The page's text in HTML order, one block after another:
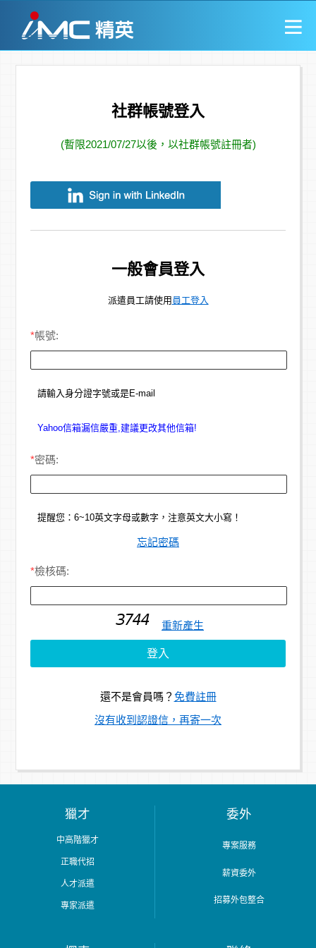
社群帳號登入
(暫限2021/07/27以後，以社群帳號註冊者)
一般會員登入
派遣員工請使用 員工登入
*帳號:
請輸入身分證字號或是E-mail
Yahoo信箱漏信嚴重,建議更改其他信箱!
*密碼:
提醒您：6~10英文字母或數字，注意英文大小寫！
忘記密碼
*檢核碼:
重新產生
還不是會員嗎？ 免費註冊
沒有收到認證信，再寄一次
獵才
中高階獵才
正職代招
人才派遣
專家派遣
委外
專案服務
薪資委外
招募外包整合